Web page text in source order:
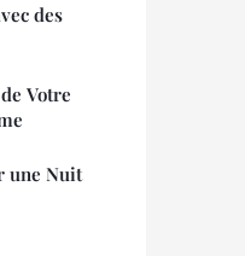
des
Votre
une Nuit